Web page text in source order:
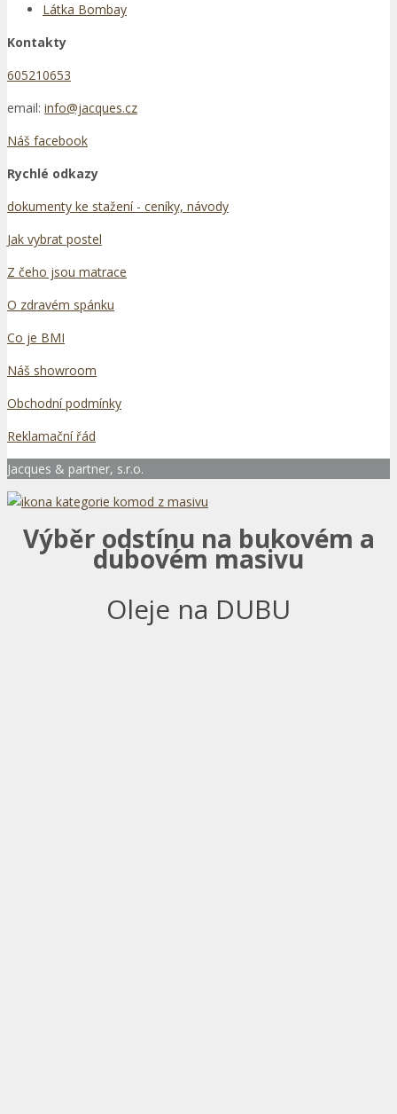
Látka Bombay
Kontakty
605210653
email: info@jacques.cz
Náš facebook
Rychlé odkazy
dokumenty ke stažení - ceníky, návody
Jak vybrat postel
Z čeho jsou matrace
O zdravém spánku
Co je BMI
Náš showroom
Obchodní podmínky
Reklamační řád
Jacques & partner, s.r.o.
Výběr odstínu na bukovém a
dubovém masivu
Oleje na DUBU